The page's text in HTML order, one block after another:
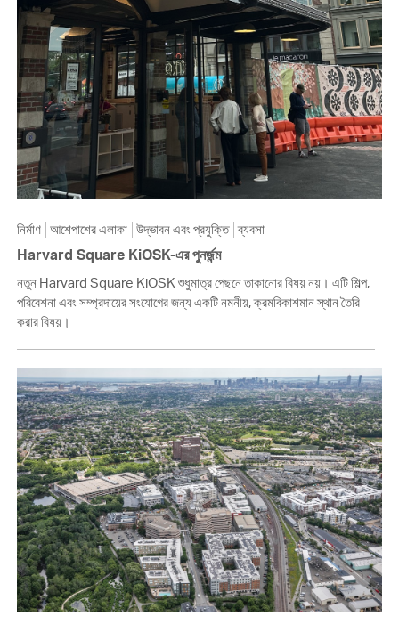
নির্মাণ আশেপাশের এলাকা উদ্ভাবন এবং প্রযুক্তি ব্যবসা
Harvard Square KiOSK-এর পুনর্জন্ম
নতুন Harvard Square KiOSK শুধুমাত্র পেছনে তাকানোর বিষয় নয়। এটি শিল্প,
পরিবেশনা এবং সম্প্রদায়ের সংযোগের জন্য একটি নমনীয়, ক্রমবিকাশমান স্থান তৈরি
করার বিষয়।